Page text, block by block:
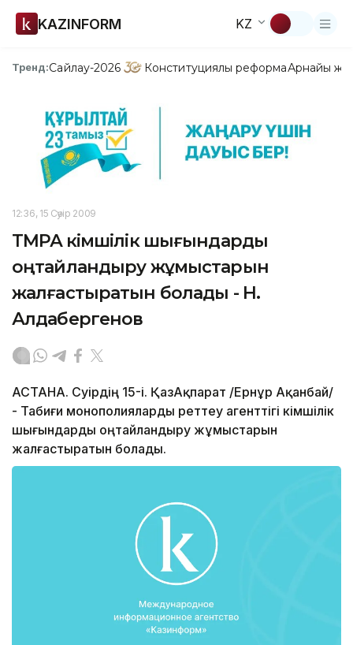
KAZINFORM KZ
Тренд:Сайлау-2026 Конституциялық реформаАрнайы
12:36, 15 Сәуір 2009
ТМРА әкімшілік шығындарды
оңтайландыру жұмыстарын
жалғастыратын болады - Н.
Алдабергенов
АСТАНА. Сәуірдің 15-і. ҚазАқпарат /Ернұр Ақанбай/
- Табиғи монополияларды реттеу агенттігі әкімшілік
шығындарды оңтайландыру жұмыстарын
жалғастыратын болады.